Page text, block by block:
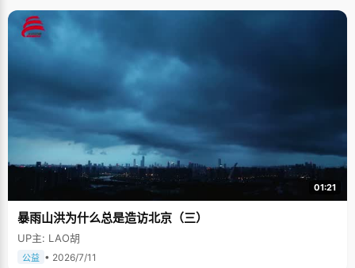
01:21
暴雨山洪为什么总是造访北京（三）
UP主: LAO胡
公益 • 2026/7/11